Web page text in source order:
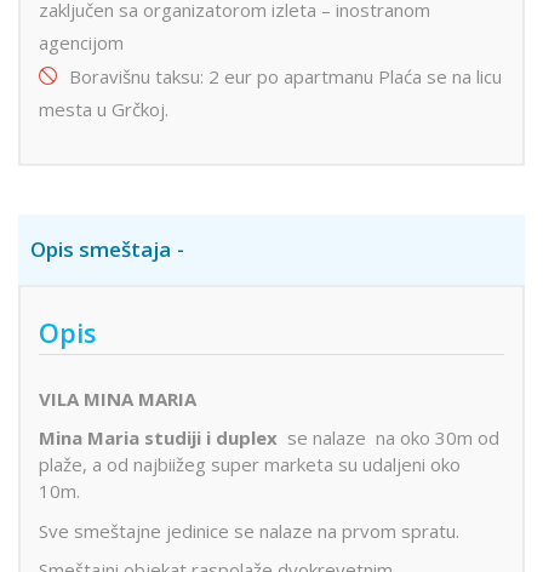
zaključen sa organizatorom izleta – inostranom
agencijom
Boravišnu taksu: 2 eur po apartmanu Plaća se na licu
mesta u Grčkoj.
Opis smeštaja
Opis
VILA MINA MARIA
Mina Maria studiji i duplex se nalaze na oko 30m od
plaže, a od najbiižeg super marketa su udaljeni oko
10m.
Sve smeštajne jedinice se nalaze na prvom spratu.